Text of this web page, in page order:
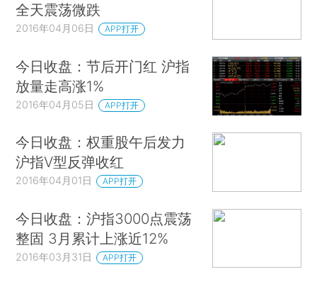
全天震荡微跌
2016年04月06日 APP打开
今日收盘：节后开门红 沪指
放量走高涨1%
2016年04月05日 APP打开
今日收盘：权重股午后发力
沪指V型反弹收红
2016年04月01日 APP打开
今日收盘：沪指3000点震荡
整固 3月累计上涨近12%
2016年03月31日 APP打开